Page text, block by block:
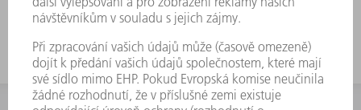
řeší tento problém.